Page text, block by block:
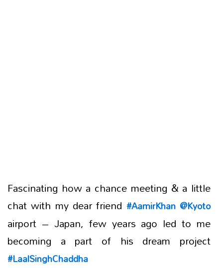
Fascinating how a chance meeting & a little
chat with my dear friend #AamirKhan @Kyoto
airport – Japan, few years ago led to me
becoming a part of his dream project
#LaalSinghChaddha